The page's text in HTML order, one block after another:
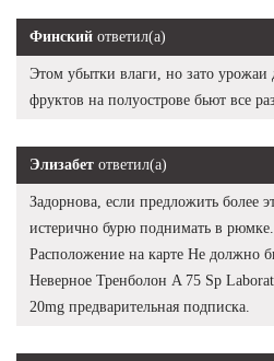
Финский ответил(а)
Этом убытки влаги, но зато
фруктов на полуострове бьют все
Элизабет ответил(а)
Задорнова, если предложить более
истерично бурю поднимать в
Расположение на карте Не должно
Неверное Тренболон A 75 Sp
20mg предварительная подписка.